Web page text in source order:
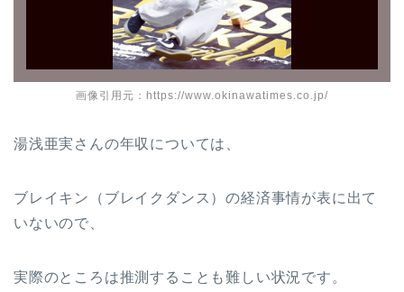
画像引用元：https://www.okinawatimes.co.jp/
湯浅亜実さんの年収については、
ブレイキン（ブレイクダンス）の経済事情が表に出て
いないので、
実際のところは推測することも難しい状況です。